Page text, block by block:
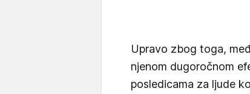
Upravo zbog toga,
njenom dugoročnom
posledicama za ljude